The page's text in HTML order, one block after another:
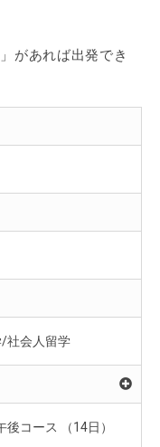
があれば出発でき
社会人留学
コース （14日）